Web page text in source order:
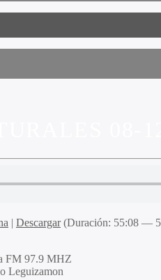
| Descargar(Duración: 55:08 —
FM 97.9 MHZ
Leguizamon